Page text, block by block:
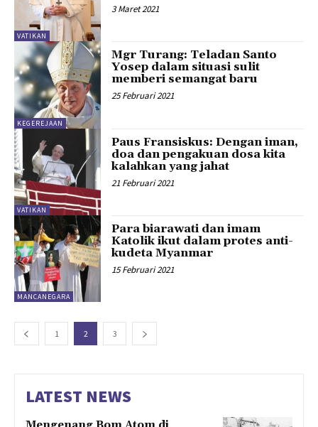
VATIKAN
3 Maret 2021
KEGEREJAAN
Mgr Turang: Teladan Santo
Yosep dalam situasi sulit
memberi semangat baru
25 Februari 2021
VATIKAN
Paus Fransiskus: Dengan iman,
doa dan pengakuan dosa kita
kalahkan yang jahat
21 Februari 2021
MANCANEGARA
Para biarawati dan imam
Katolik ikut dalam protes anti-
kudeta Myanmar
15 Februari 2021
1 2 3
LATEST NEWS